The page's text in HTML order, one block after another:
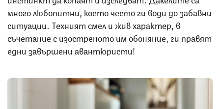
много любопитни, което често ги води до забавни
ситуации. Техният смел и жив характер, в
съчетание с изостреното им обоняние, ги правят
едни завършени авантюристи!